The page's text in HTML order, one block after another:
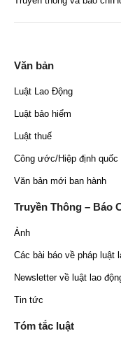
Văn bản
Luật Lao Động
Luật bảo hiểm
Luật thuế
Công ước/Hiệp định quốc
Văn bản mới ban hành
Truyền Thông – Báo
Ảnh
Các bài báo về pháp luật
Newsletter về luật lao
Tin tức
Tóm tắc luật